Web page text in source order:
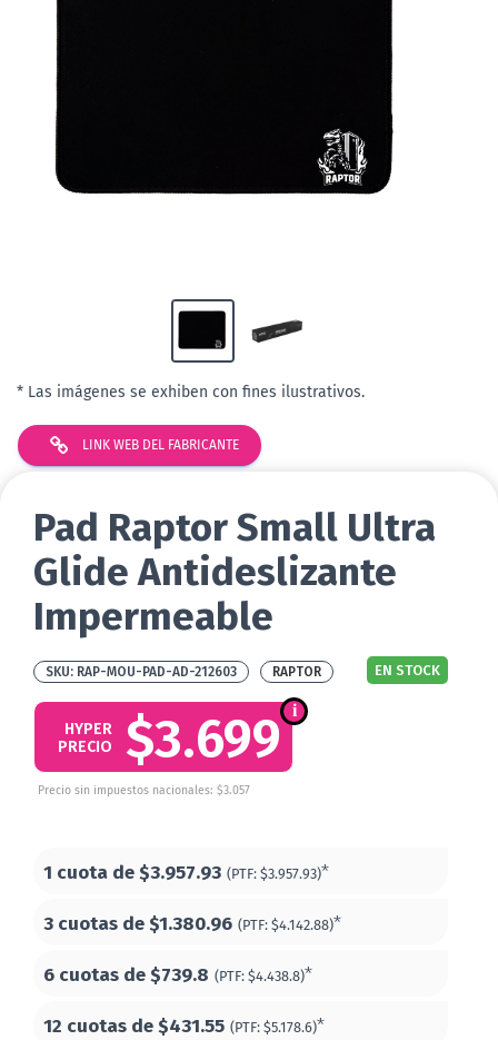
* Las imágenes se exhiben con fines ilustrativos.
LINK WEB DEL FABRICANTE
Pad Raptor Small Ultra
Glide Antideslizante
Impermeable
RAP-MOU-PAD-AD-212603 EN STOCK
RAPTOR
$3.699
HYPER
PRECIO
Precio sin impuestos nacionales: $3.057
1 cuota de$3.957.93 (PTF: $3.957.93)*
3 cuotas de$1.380.96 (PTF: $4.142.88)*
6 cuotas de$739.8 (PTF: $4.438.8)*
12 cuotas de$431.55 (PTF: $5.178.6)*